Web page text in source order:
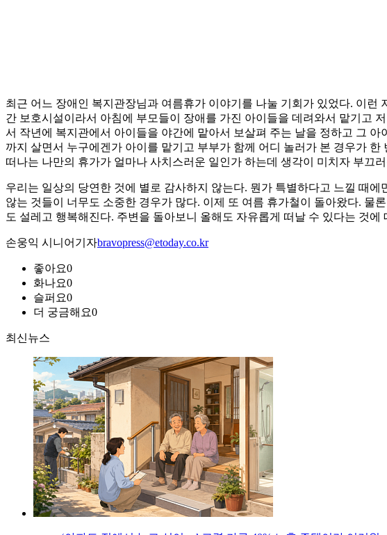
최근 어느 장애인 복지관장님과 여름휴가 이야기를 나눌 기회가 있었다. 이
간 보호시설이라서 아침에 부모들이 장애를 가진 아이들을 데려와서 맡기고
서 작년에 복지관에서 아이들을 야간에 맡아서 보살펴 주는 날을 정하고 그
까지 살면서 누구에겐가 아이를 맡기고 부부가 함께 어디 놀러가 본 경우가
떠나는 나만의 휴가가 얼마나 사치스러운 일인가 하는데 생각이 미치자 부끄
우리는 일상의 당연한 것에 별로 감사하지 않는다. 뭔가 특별하다고 느낄 때
않는 것들이 너무도 소중한 경우가 많다. 이제 또 여름 휴가철이 돌아왔다. 물
도 설레고 행복해진다. 주변을 돌아보니 올해도 자유롭게 떠날 수 있다는 것
손웅익 시니어기자bravopress@etoday.co.kr
좋아요0
화나요0
슬퍼요0
더 궁금해요0
최신뉴스